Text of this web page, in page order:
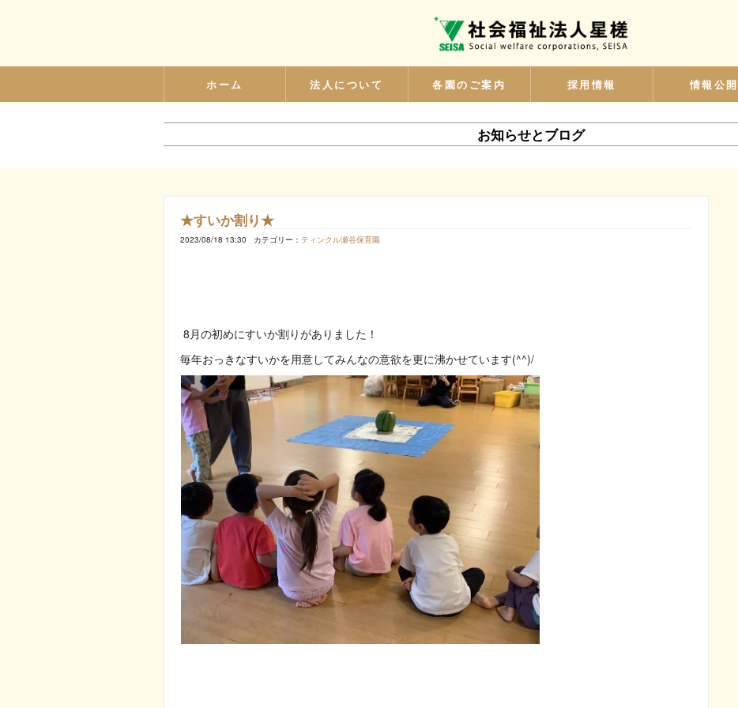
ホーム 法人について 各園のご案内 採用情報 情報公開
お知らせとブログ
★すいか割り★
2023/08/18 13:30 カテゴリー： ティンクル瀬谷保育園
8月の初めにすいか割りがありました！
毎年おっきなすいかを用意してみんなの意欲を更に沸かせています(^^)/